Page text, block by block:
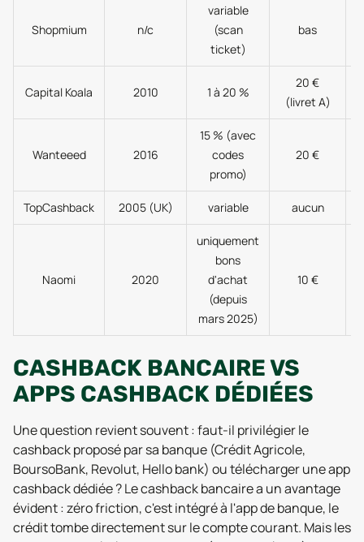
Shopmium n/c
variable
(scan
ticket)
bas
Capital Koala 2010 1 à 20 %
20 €
(livret A)
Wanteeed 2016
15 % (avec
codes
promo)
20 €
TopCashback 2005 (UK) variable aucun
Naomi 2020
uniquement
bons
d'achat
(depuis
mars 2025)
10 €
CASHBACK BANCAIRE VS
APPS CASHBACK DÉDIÉES
Une question revient souvent : faut-il privilégier le
cashback proposé par sa banque (Crédit Agricole,
BoursoBank, Revolut, Hello bank) ou télécharger une app
cashback dédiée ? Le cashback bancaire a un avantage
évident : zéro friction, c'est intégré à l'app de banque, le
crédit tombe directement sur le compte courant. Mais les